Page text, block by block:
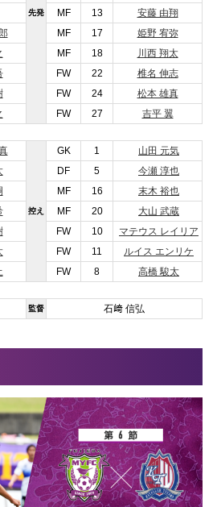
先発 MF 13
安藤 由翔
MF 17
姫野 宥弥
MF 18
川西 翔太
FW 22
椎名 伸志
FW 24
松本 雄真
FW 27 吉平 翼
控え
GK 1
山田 元気
DF 5
今瀬 淳也
MF 16
末木 裕也
MF 20
大山 武蔵
FW 10
マテウス レイリア
FW 11
ルイス エンリケ
FW 8 高橋 駿太
監督 石﨑 信弘